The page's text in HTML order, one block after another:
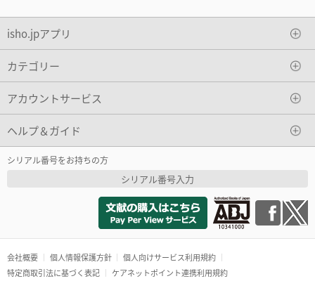
isho.jpアプリ
カテゴリー
アカウントサービス
ヘルプ＆ガイド
シリアル番号をお持ちの方
シリアル番号入力
会社概要 個人情報保護方針
個人向けサービス利用規約
特定商取引法に基づく表記
ケアネットポイント連携利用規約